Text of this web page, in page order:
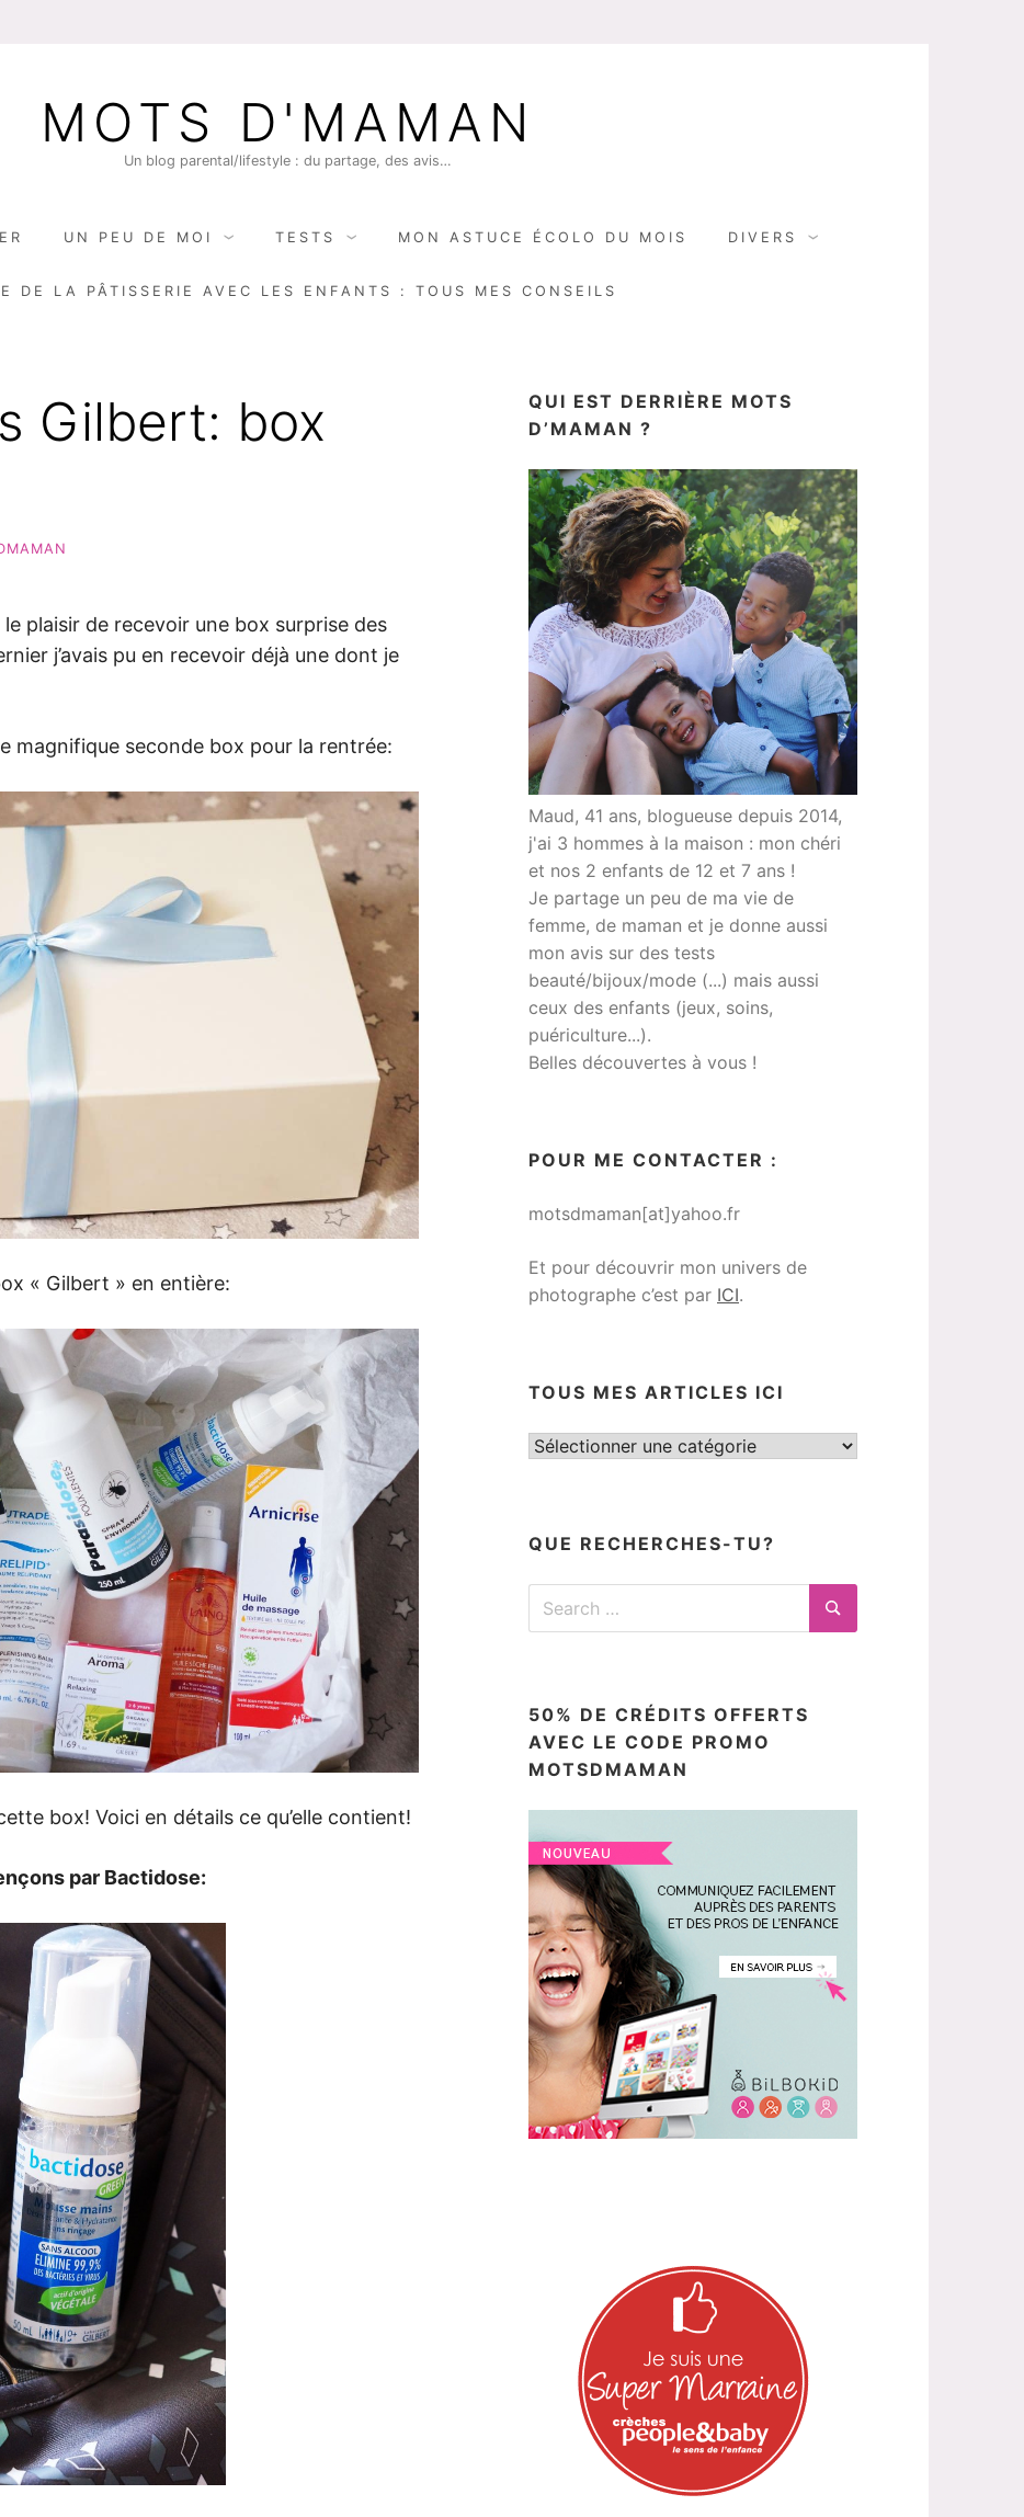
MOTS D'MAMAN
Un blog parental/lifestyle : du partage, des avis…
UN PEU DE MOI TESTS MON ASTUCE ÉCOLO DU MOIS DIVERS
DE LA PÂTISSERIE AVEC LES ENFANTS : TOUS MES CONSEILS
Gilbert: box
le plaisir de recevoir une box surprise des
j’avais pu en recevoir déjà une dont je
magnifique seconde box pour la rentrée:
« Gilbert » en entière:
box! Voici en détails ce qu’elle contient!
par Bactidose:
QUI EST DERRIÈRE MOTS
D’MAMAN ?
Maud, 41 ans, blogueuse depuis 2014,
j'ai 3 hommes à la maison : mon chéri
et nos 2 enfants de 12 et 7 ans !
Je partage un peu de ma vie de
femme, de maman et je donne aussi
mon avis sur des tests
beauté/bijoux/mode (...) mais aussi
ceux des enfants (jeux, soins,
puériculture...).
Belles découvertes à vous !
POUR ME CONTACTER :
motsdmaman[at]yahoo.fr
Et pour découvrir mon univers de
photographe c’est par ICI.
TOUS MES ARTICLES ICI
Tous
QUE RECHERCHES-TU?
Search
Search
50% DE CRÉDITS OFFERTS
AVEC LE CODE PROMO
MOTSDMAMAN